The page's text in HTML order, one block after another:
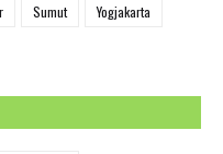
Sumut
Yogjakarta